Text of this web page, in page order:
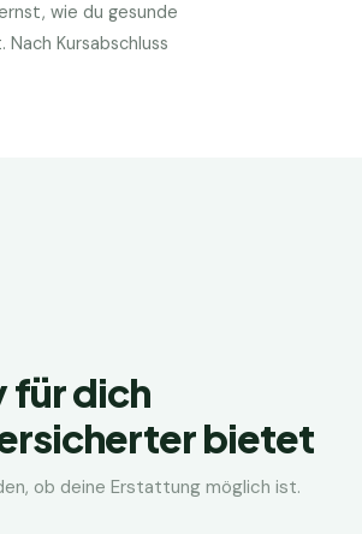
wie du gesunde
Kursabschluss
für dich
bietet
ob deine Erstattung möglich ist.